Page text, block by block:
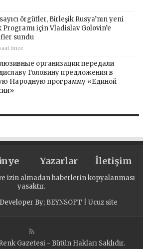
örgütler, Birleşik Rusya’nın yeni
Programı için Vladislav Golovin’e
sundu
önce
организации передали
Головину предложения в
Народную программу «Единой
Yazarlar İletişim
izin almadan haberlerin kopyalanması
yasaktır.
By; BEYNSOFT Ucuz site
Gazetesi - Bütün Hakları Saklıdır.